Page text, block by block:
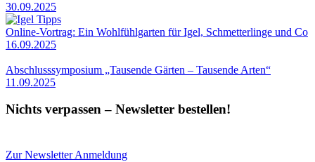
30.09.2025
Online-Vortrag: Ein Wohlfühlgarten für Igel, Schmetterlinge und Co
16.09.2025
Abschlusssymposium „Tausende Gärten – Tausende Arten“
11.09.2025
Nichts verpassen – Newsletter bestellen!
Zur Newsletter Anmeldung